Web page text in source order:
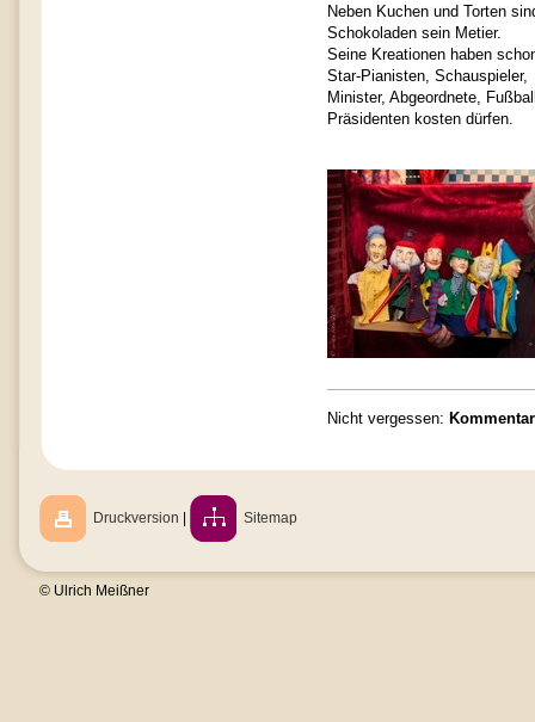
Neben Kuchen und Torten
Schokoladen sein Metier.
Seine Kreationen haben
Star-Pianisten, Schauspieler,
Minister, Abgeordnete,
Präsidenten kosten dürfen.
Nicht vergessen:
Druckversion Sitemap
© Ulrich Meißner